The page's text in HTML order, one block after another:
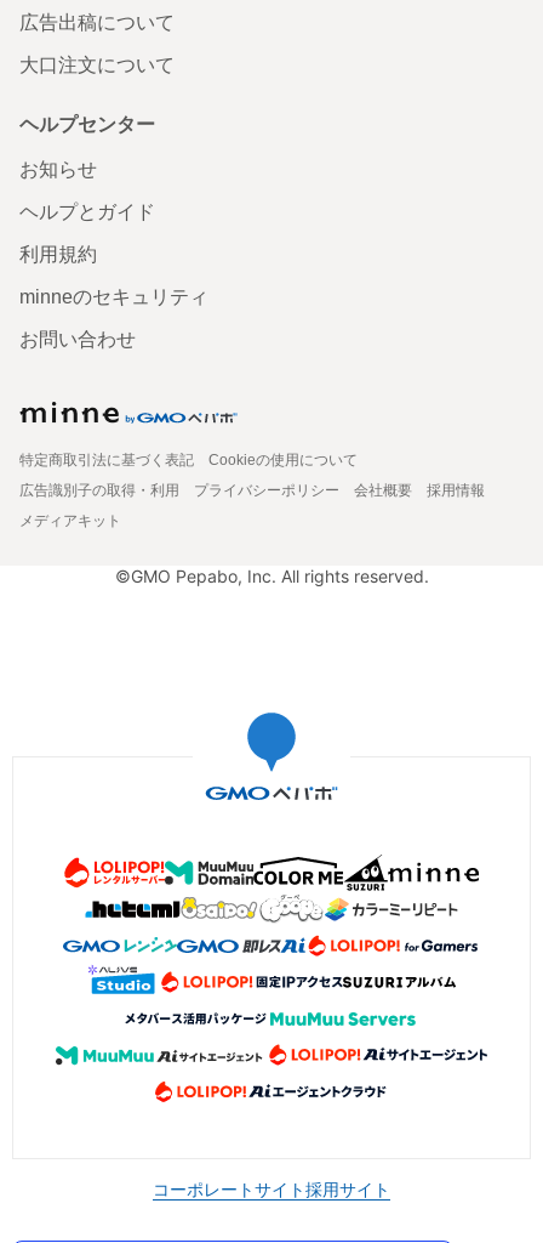
広告出稿について
大口注文について
ヘルプセンター
お知らせ
ヘルプとガイド
利用規約
minneのセキュリティ
お問い合わせ
特定商取引法に基づく表記
Cookieの使用について
広告識別子の取得・利用
プライバシーポリシー 会社概要
採用情報
メディアキット
©GMO Pepabo, Inc. All rights reserved.
コーポレートサイト採用サイト